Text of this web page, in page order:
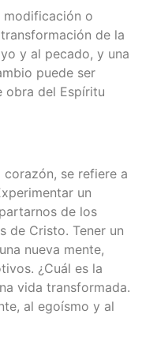
modificación o
de la
y al pecado, y una
puede ser
obra del Espíritu
corazón, se refiere a
un
de los
de Cristo. Tener un
nueva mente,
¿Cuál es la
vida transformada.
al egoísmo y al